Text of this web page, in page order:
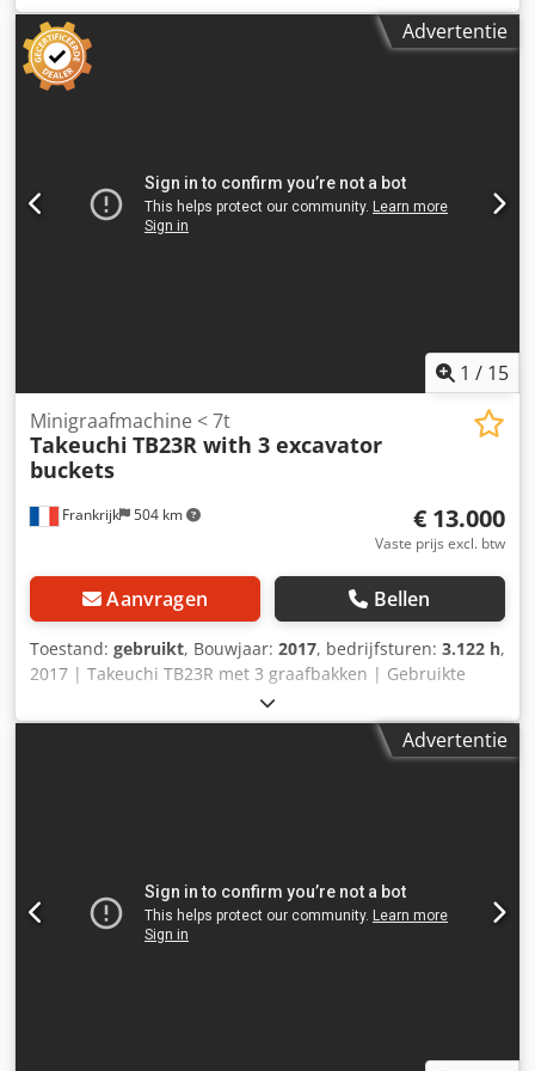
(LxBxH): 551 x 184 x 252 cm Rupsbandbreedte: 40 cm
Advertentie
1 / 15
Frankrijk 504 km
Minigraafmachine < 7t
Takeuchi TB23R with 3 excavator
buckets
€ 13.000
Vaste prijs excl. btw
Aanvragen Bellen
Toestand: gebruikt, Bouwjaar: 2017, bedrijfsturen: 3.122 h,
2017 | Takeuchi TB23R met 3 graafbakken | Gebruikte
minigraver < 7t | 3122 draaiuren 📍Locatie: Frankrijk 🚛
Levering mogelijk naar uw bestemming – Gebruik onze
verzendcalculator om transportkosten te schatten! 💰 Nu
de inspecteur: Ondanks de leeftijd verkeert de
graafmachine in goede staat. 📄 Wilt u het volledige
inspectierapport, extra foto’s of een video zien? Cjdpfx
Advertentie